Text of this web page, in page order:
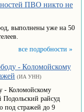
ПВО никто не
выполнены уже на 50
все подробности »
- Коломойскому
(ИА УНН)
- Коломойскому
Подольский райсуд
под стражей до 9